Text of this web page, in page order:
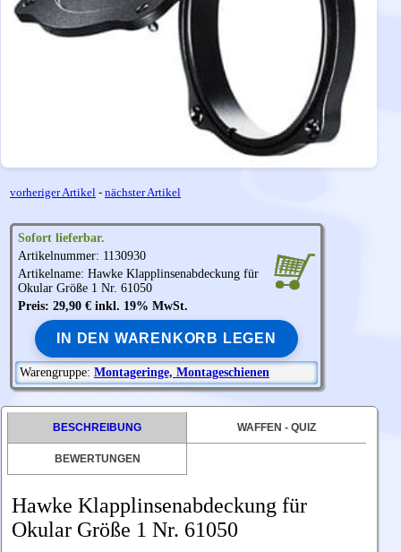
vorheriger Artikel - nächster Artikel
Sofort lieferbar.
Artikelnummer: 1130930
Artikelname: Hawke Klapplinsenabdeckung für
Okular Größe 1 Nr. 61050
Preis: 29,90 € inkl. 19% MwSt.
IN DEN WARENKORB LEGEN
Warengruppe: Montageringe, Montageschienen
BESCHREIBUNG WAFFEN - QUIZ
BEWERTUNGEN
Hawke Klapplinsenabdeckung für
Okular Größe 1 Nr. 61050